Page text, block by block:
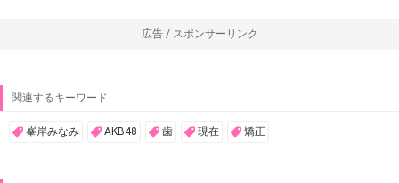
広告 / スポンサーリンク
関連するキーワード
峯岸みなみ AKB48 歯 現在 矯正